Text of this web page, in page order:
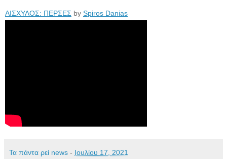
ΑΙΣΧΥΛΟΣ: ΠΕΡΣΕΣ by Spiros Danias
Τα πάντα ρεί news - Ιουλίου 17, 2021